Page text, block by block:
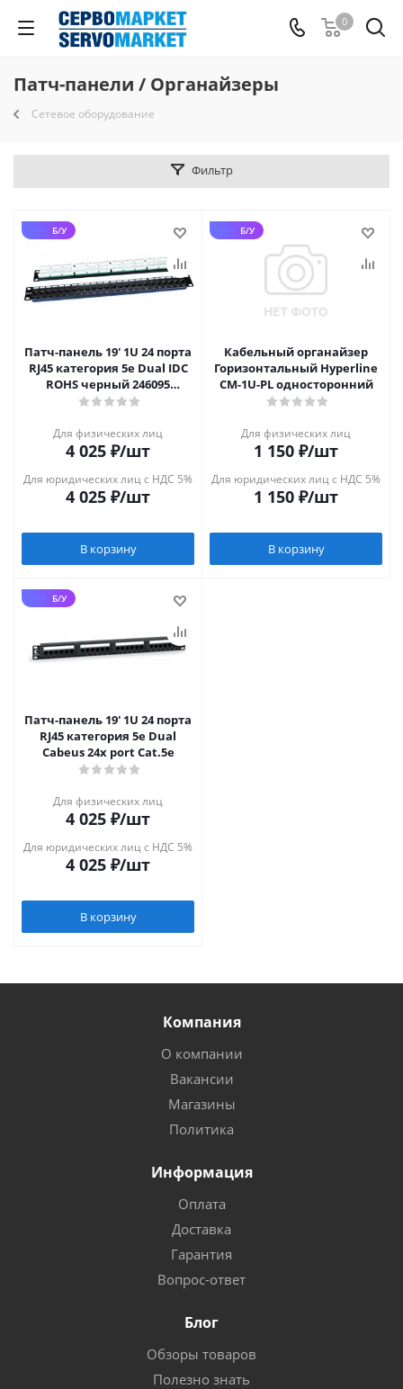
0
Патч-панели / Органайзеры
Сетевое оборудование
Фильтр
Б/У
Патч-панель 19' 1U 24 порта
RJ45 категория 5e Dual IDC
ROHS черный 246095
Hyperline
Для физических лиц
4 025 ₽/шт
Для юридических лиц с НДС 5%
4 025 ₽/шт
В корзину
Б/У
Кабельный органайзер
Горизонтальный Hyperline
CM-1U-PL односторонний
Для физических лиц
1 150 ₽/шт
Для юридических лиц с НДС 5%
1 150 ₽/шт
В корзину
Б/У
Патч-панель 19' 1U 24 порта
RJ45 категория 5e Dual
Cabeus 24x port Cat.5e
Для физических лиц
4 025 ₽/шт
Для юридических лиц с НДС 5%
4 025 ₽/шт
В корзину
Компания
О компании
Вакансии
Магазины
Политика
Информация
Оплата
Доставка
Гарантия
Вопрос-ответ
Блог
Обзоры товаров
Полезно знать